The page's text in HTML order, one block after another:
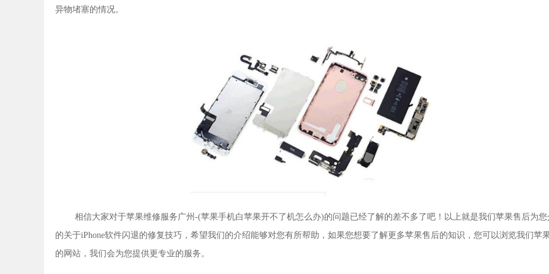
异物堵塞的情况。
相信大家对于苹果维修服务广州-(苹果手机白苹果开不了机怎么办)的问题已经了解的差不多了吧！以上就是我们苹果售后为您
的关于iPhone软件闪退的修复技巧，希望我们的介绍能够对您有所帮助，如果您想要了解更多苹果售后的知识，您可以浏览我们苹
的网站，我们会为您提供更专业的服务。